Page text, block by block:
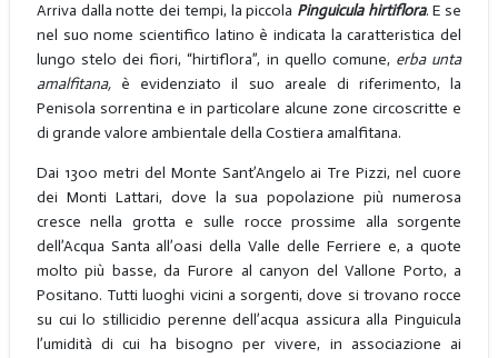
Arriva dalla notte dei tempi, la piccola Pinguicula hirtiflora. E se
nel suo nome scientifico latino è indicata la caratteristica del
lungo stelo dei fiori, “hirtiflora”, in quello comune, erba unta
amalfitana,è evidenziato il suo areale di riferimento, la
Penisola sorrentina e in particolare alcune zone circoscritte e
di grande valore ambientale della Costiera amalfitana.
Dai 1300 metri del Monte Sant’Angelo ai Tre Pizzi, nel cuore
dei Monti Lattari, dove la sua popolazione più numerosa
cresce nella grotta e sulle rocce prossime alla sorgente
dell’Acqua Santa all’oasi della Valle delle Ferriere e, a quote
molto più basse, da Furore al canyon del Vallone Porto, a
Positano. Tutti luoghi vicini a sorgenti, dove si trovano rocce
su cui lo stillicidio perenne dell’acqua assicura alla Pinguicula
l’umidità di cui ha bisogno per vivere, in associazione ai